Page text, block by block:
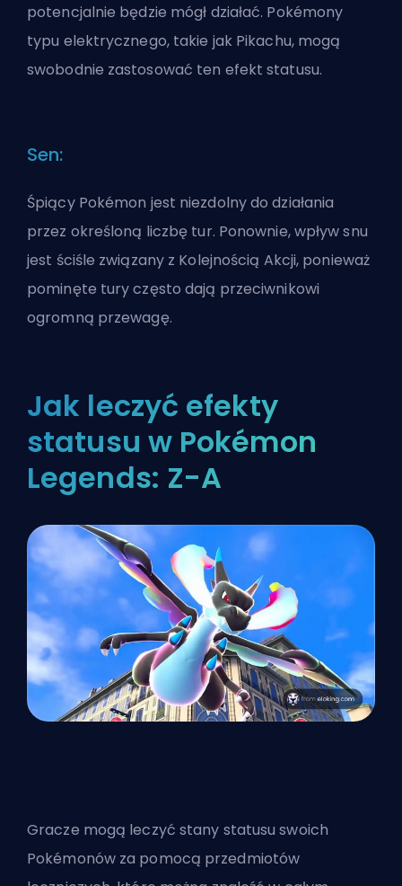
potencjalnie będzie mógł działać. Pokémony
typu elektrycznego, takie jak Pikachu, mogą
swobodnie zastosować ten efekt statusu.
Sen:
Śpiący Pokémon jest niezdolny do działania
przez określoną liczbę tur. Ponownie, wpływ snu
jest ściśle związany z Kolejnością Akcji, ponieważ
pominęte tury często dają przeciwnikowi
ogromną przewagę.
Jak leczyć efekty
statusu w Pokémon
Legends: Z-A
Gracze mogą leczyć stany statusu swoich
Pokémonów za pomocą przedmiotów